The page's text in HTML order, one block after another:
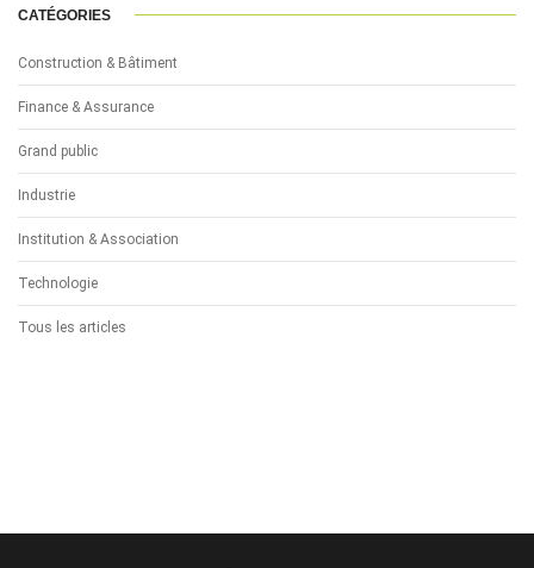
CATÉGORIES
Construction & Bâtiment
Finance & Assurance
Grand public
Industrie
Institution & Association
Technologie
Tous les articles